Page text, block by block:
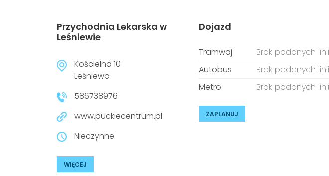
Przychodnia Lekarska w
Leśniewie
Kościelna 10
Leśniewo
586738976
www.puckiecentrum.pl
Nieczynne
WIĘCEJ
Dojazd
Tramwaj
Brak podanych linii
Autobus
Brak podanych linii
Metro
Brak podanych linii
ZAPLANUJ